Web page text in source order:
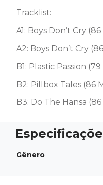
Tracklist:
A1: Boys Don’t Cry
A2: Boys Don’t Cry
B1: Plastic Passion
B2: Pillbox Tales (86
B3: Do The Hansa
Gênero